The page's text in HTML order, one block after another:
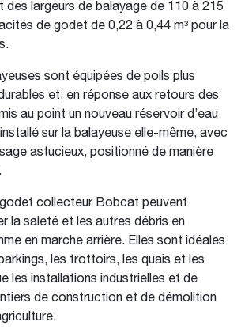
largeurs de balayage de 110 à 215
de godet de 0,22 à 0,44 m³ pour la
sont équipées de poils plus
et, en réponse aux retours des
au point un nouveau réservoir d’eau
sur la balayeuse elle-même, avec
astucieux, positionné de manière
collecteur Bobcat peuvent
la saleté et les autres débris en
en marche arrière. Elles sont idéales
les trottoirs, les quais et les
les installations industrielles et de
de construction et de démolition